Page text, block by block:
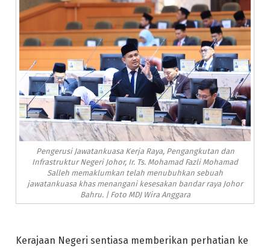
Pengerusi Jawatankuasa Kerja Raya, Pengangkutan dan
Infrastruktur Negeri Johor, Ir. Ts. Mohamad Fazli Mohamad
Salleh memaklumkan telah menubuhkan sebuah
jawatankuasa khas menangani kesesakan bandar raya Johor
Bahru. | Foto MDJ Wira Anggara
Kerajaan Negeri sentiasa memberikan perhatian ke